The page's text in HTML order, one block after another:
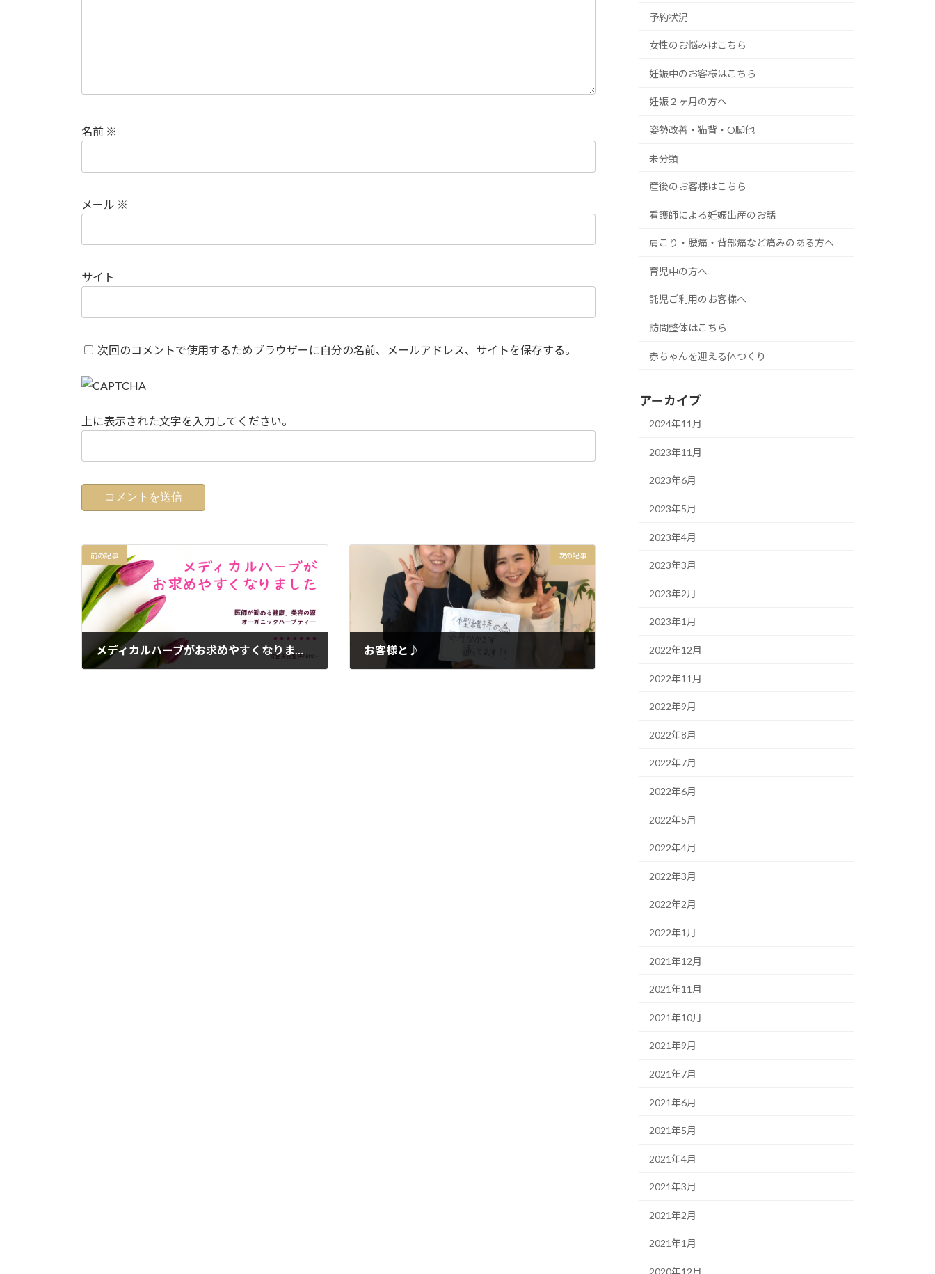
名前 ※
メール ※
サイト
次回のコメントで使用するためブラウザーに自分の名前、メールアドレス、サイトを保存する。
上に表示された文字を入力してください。
前の記事
メディカルハーブがお求めやすくなりました！
次の記事
お客様と♪
予約状況
女性のお悩みはこちら
妊娠中のお客様はこちら
妊娠２ヶ月の方へ
姿勢改善・猫背・O脚他
未分類
産後のお客様はこちら
看護師による妊娠出産のお話
肩こり・腰痛・背部痛など痛みのある方へ
育児中の方へ
託児ご利用のお客様へ
訪問整体はこちら
赤ちゃんを迎える体つくり
アーカイブ
2024年11月
2023年11月
2023年6月
2023年5月
2023年4月
2023年3月
2023年2月
2023年1月
2022年12月
2022年11月
2022年9月
2022年8月
2022年7月
2022年6月
2022年5月
2022年4月
2022年3月
2022年2月
2022年1月
2021年12月
2021年11月
2021年10月
2021年9月
2021年7月
2021年6月
2021年5月
2021年4月
2021年3月
2021年2月
2021年1月
2020年12月